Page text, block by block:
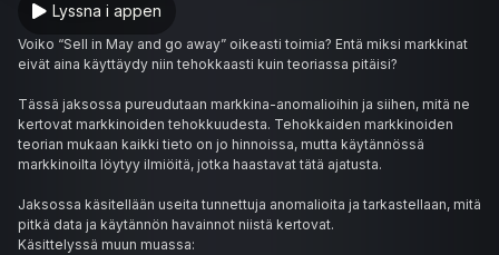
Lyssna i appen
Voiko “Sell in May and go away” oikeasti toimia? Entä miksi markkinat
eivät aina käyttäydy niin tehokkaasti kuin teoriassa pitäisi?
Tässä jaksossa pureudutaan markkina-anomalioihin ja siihen, mitä ne
kertovat markkinoiden tehokkuudesta. Tehokkaiden markkinoiden
teorian mukaan kaikki tieto on jo hinnoissa, mutta käytännössä
markkinoilta löytyy ilmiöitä, jotka haastavat tätä ajatusta.
Jaksossa käsitellään useita tunnettuja anomalioita ja tarkastellaan, mitä
pitkä data ja käytännön havainnot niistä kertovat.
Käsittelyssä muun muassa: